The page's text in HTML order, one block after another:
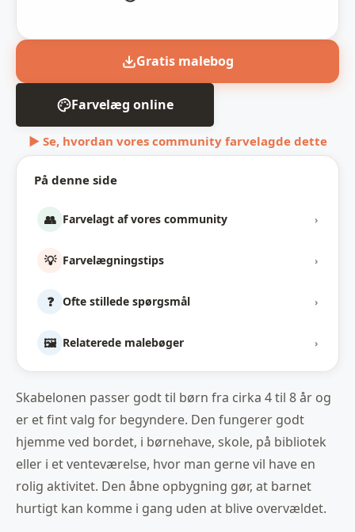
På denne side
👥 Farvelagt af vores community ›
💡 Farvelægningstips ›
❓ Ofte stillede spørgsmål ›
🖼️ Relaterede malebøger ›
Gratis malebog
Farvelæg online
▶ Se, hvordan vores community farvelagde dette
Skabelonen passer godt til børn fra cirka 4 til 8 år og
er et fint valg for begyndere. Den fungerer godt
hjemme ved bordet, i børnehave, skole, på bibliotek
eller i et venteværelse, hvor man gerne vil have en
rolig aktivitet. Den åbne opbygning gør, at barnet
hurtigt kan komme i gang uden at blive overvældet.